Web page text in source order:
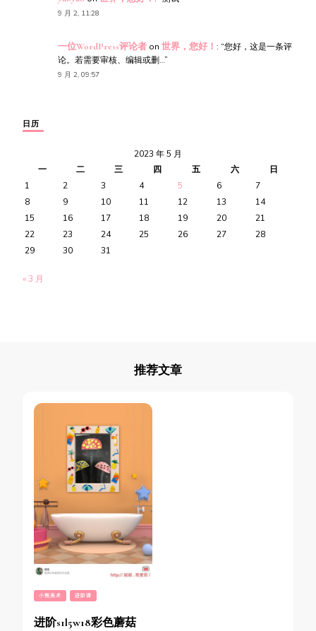
9 月 2, 11:28
一位WordPress评论者 on 世界，您好！ : “您好，这是一条评
论。若需要审核、编辑或删…”
9 月 2, 09:57
日历
2023 年 5 月
一
二 三 四 五 六
日
1
2 3 4 5 6
7
8
9 10 11 12 13
14
15
16 17 18 19 20
21
22
23 24 25 26 27
28
29
30 31
« 3 月
推荐文章
小熊美术 进阶课
进阶s1l5w18彩色蘑菇